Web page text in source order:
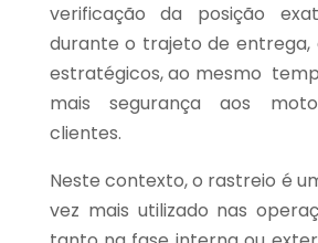
verificação da posição
durante o trajeto de entrega,
estratégicos, ao mesmo
mais segurança aos
clientes.
Neste contexto, o rastreio é
vez mais utilizado nas